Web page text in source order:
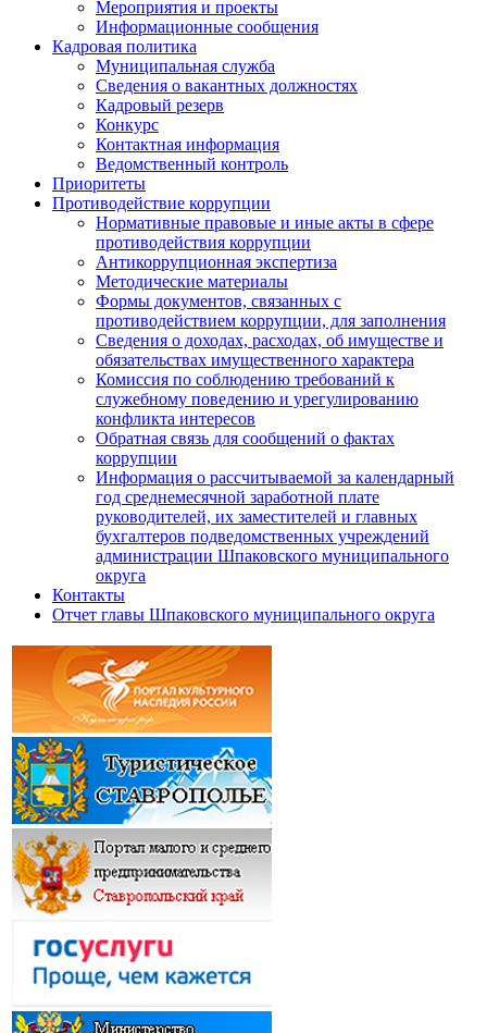
Мероприятия и проекты
Информационные сообщения
Кадровая политика
Муниципальная служба
Сведения о вакантных должностях
Кадровый резерв
Конкурс
Контактная информация
Ведомственный контроль
Приоритеты
Противодействие коррупции
Нормативные правовые и иные акты в сфере
противодействия коррупции
Антикоррупционная экспертиза
Методические материалы
Формы документов, связанных с
противодействием коррупции, для заполнения
Сведения о доходах, расходах, об имуществе и
обязательствах имущественного характера
Комиссия по соблюдению требований к
служебному поведению и урегулированию
конфликта интересов
Обратная связь для сообщений о фактах
коррупции
Информация о рассчитываемой за календарный
год среднемесячной заработной плате
руководителей, их заместителей и главных
бухгалтеров подведомственных учреждений
администрации Шпаковского муниципального
округа
Контакты
Отчет главы Шпаковского муниципального округа